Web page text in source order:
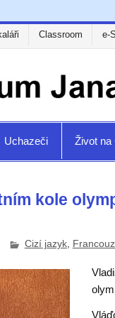
Classroom e-
Uchazeči Život na
kole
Cizí jazyk,